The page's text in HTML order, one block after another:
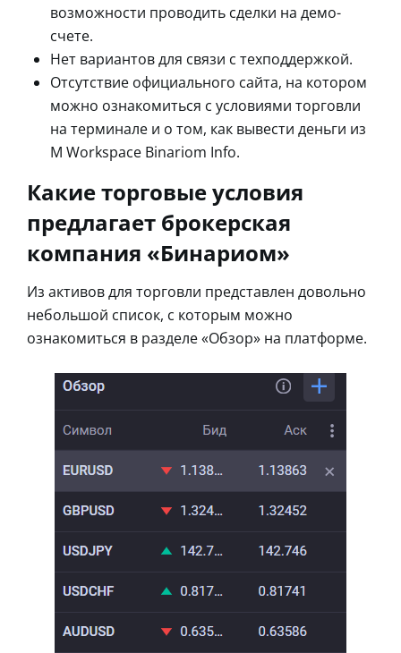
возможности проводить сделки на демо-
счете.
Нет вариантов для связи с техподдержкой.
Отсутствие официального сайта, на котором
можно ознакомиться с условиями торговли
на терминале и о том, как вывести деньги из
M Workspace Binariom Info.
Какие торговые условия
предлагает брокерская
компания «Бинариом»
Из активов для торговли представлен довольно
небольшой список, с которым можно
ознакомиться в разделе «Обзор» на платформе.